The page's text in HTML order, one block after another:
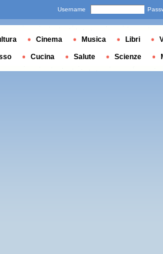
Username
Cinema Musica Libri
Cucina Salute Scienze